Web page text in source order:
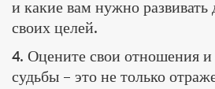
и какие вам нужно развивать
своих целей.
4. Оцените свои отношения
судьбы – это не только